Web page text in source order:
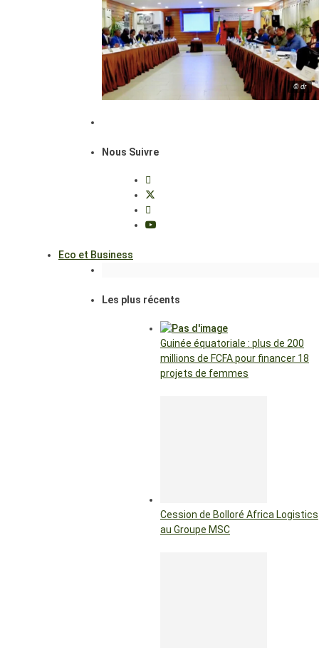
© dr
Nous Suivre
Eco et Business
Les plus récents
Guinée équatoriale : plus de 200
millions de FCFA pour financer 18
projets de femmes
Cession de Bolloré Africa Logistics
au Groupe MSC